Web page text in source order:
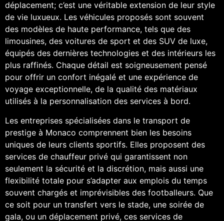
déplacement; c’est une véritable extension de leur style
de vie luxueux. Les véhicules proposés sont souvent
des modèles de haute performance, tels que des
limousines, des voitures de sport et des SUV de luxe,
équipés des dernières technologies et des intérieurs les
plus raffinés. Chaque détail est soigneusement pensé
pour offrir un confort inégalé et une expérience de
voyage exceptionnelle, de la qualité des matériaux
utilisés à la personnalisation des services à bord.
Les entreprises spécialisées dans le transport de
prestige à Monaco comprennent bien les besoins
uniques de leurs clients sportifs. Elles proposent des
services de chauffeur privé qui garantissent non
seulement la sécurité et la discrétion, mais aussi une
flexibilité totale pour s’adapter aux emplois du temps
souvent chargés et imprévisibles des footballeurs. Que
ce soit pour un transfert vers le stade, une soirée de
gala, ou un déplacement privé, ces services de